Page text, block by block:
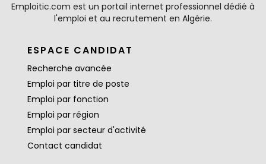
Emploitic.com est un portail internet professionnel dédié à
l'emploi et au recrutement en Algérie.
ESPACE CANDIDAT
Recherche avancée
Emploi par titre de poste
Emploi par fonction
Emploi par région
Emploi par secteur d'activité
Contact candidat